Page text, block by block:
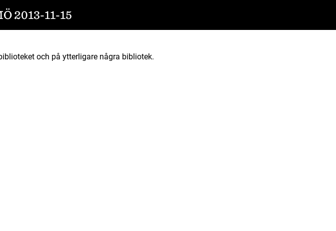
2013-11-15
och på ytterligare några bibliotek.